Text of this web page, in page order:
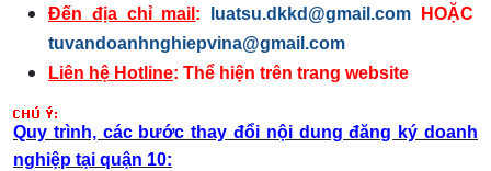
Đến địa chỉ mail : luatsu.dkkd@gmail.com HOẶC
tuvandoanhnghiepvina@gmail.com
Liên hệ Hotline: Thể hiện trên trang website
Quy trình, các bước thay đổi nội dung đăng ký doanh
nghiệp tại quận 10: